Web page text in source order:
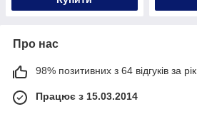
Про нас
98% позитивних з 64 відгуків за рік
Працює з 15.03.2014